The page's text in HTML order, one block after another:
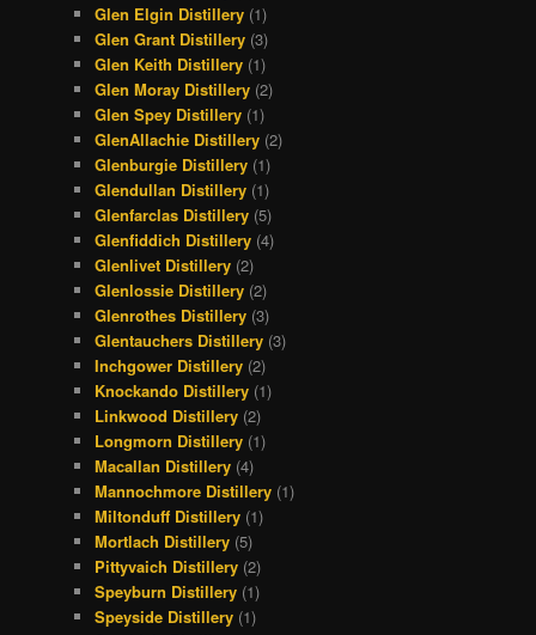
Glen Elgin Distillery (1)
Glen Grant Distillery (3)
Glen Keith Distillery (1)
Glen Moray Distillery (2)
Glen Spey Distillery (1)
GlenAllachie Distillery (2)
Glenburgie Distillery (1)
Glendullan Distillery (1)
Glenfarclas Distillery (5)
Glenfiddich Distillery (4)
Glenlivet Distillery (2)
Glenlossie Distillery (2)
Glenrothes Distillery (3)
Glentauchers Distillery (3)
Inchgower Distillery (2)
Knockando Distillery (1)
Linkwood Distillery (2)
Longmorn Distillery (1)
Macallan Distillery (4)
Mannochmore Distillery (1)
Miltonduff Distillery (1)
Mortlach Distillery (5)
Pittyvaich Distillery (2)
Speyburn Distillery (1)
Speyside Distillery (1)